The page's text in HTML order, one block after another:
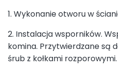
1. Wykonanie otworu w
2. Instalacja wsporników.
komina. Przytwierdzane są
śrub z kołkami rozporowymi.